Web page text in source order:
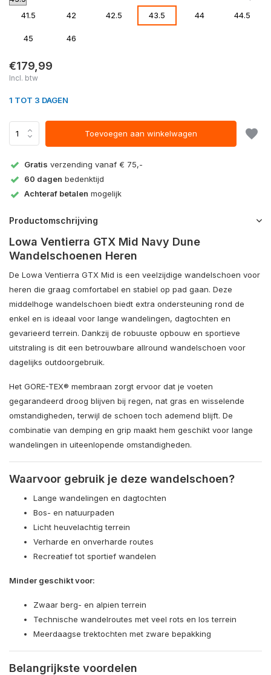
41.5 42 42.5 43.5 44 44.5
45 46
€179,99
Incl. btw
1 TOT 3 DAGEN
Toevoegen aan winkelwagen
Gratis verzending vanaf € 75,-
60 dagen bedenktijd
Achteraf betalen mogelijk
Productomschrijving
Lowa Ventierra GTX Mid Navy Dune
Wandelschoenen Heren
De Lowa Ventierra GTX Mid is een veelzijdige wandelschoen voor
heren die graag comfortabel en stabiel op pad gaan. Deze
middelhoge wandelschoen biedt extra ondersteuning rond de
enkel en is ideaal voor lange wandelingen, dagtochten en
gevarieerd terrein. Dankzij de robuuste opbouw en sportieve
uitstraling is dit een betrouwbare allround wandelschoen voor
dagelijks outdoorgebruik.
Het GORE-TEX® membraan zorgt ervoor dat je voeten
gegarandeerd droog blijven bij regen, nat gras en wisselende
omstandigheden, terwijl de schoen toch ademend blijft. De
combinatie van demping en grip maakt hem geschikt voor lange
wandelingen in uiteenlopende omstandigheden.
Waarvoor gebruik je deze wandelschoen?
Lange wandelingen en dagtochten
Bos- en natuurpaden
Licht heuvelachtig terrein
Verharde en onverharde routes
Recreatief tot sportief wandelen
Minder geschikt voor:
Zwaar berg- en alpien terrein
Technische wandelroutes met veel rots en los terrein
Meerdaagse trektochten met zware bepakking
Belangrijkste voordelen